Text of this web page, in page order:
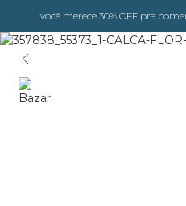
você merece 30% OFF pra